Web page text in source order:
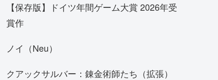
【保存版】ドイツ年間ゲーム大賞 2026年受
賞作
ノイ（Neu）
クアックサルバー：錬金術師たち（拡張）